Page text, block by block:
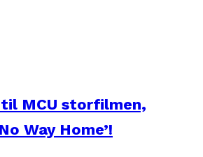
MCU storfilmen,
Way Home’!